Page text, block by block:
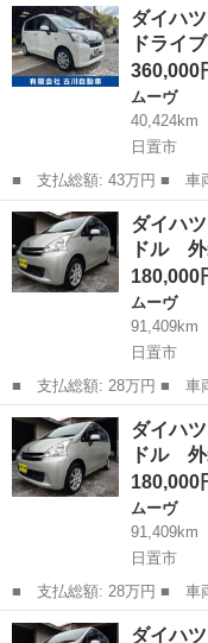
証付 エアコアイドル 外
ニング ＣＤ ■...
鹿児島 日置市 ムーヴ
ダイハ
ドライ
360,000
ムーヴ
40,424km
日置市
■ 支払総額: 43万円 ■ 車両本体価格： 360,000 円 ■ メーカー
名： ダイハツ ■ 車種
ケンウッドナビ・ドライ
ス・走行４０５００...
鹿児島 日置市 ムーヴ
ダイハ
ドル
180,000
ムーヴ
91,409km
日置市
■ 支払総額: 28万円 ■ 車両本体価格： 180,000 円 ■ メーカー
名： ダイハツ ■ 車種名
証付 エアコアイドル 外
ニング ＣＤ ■...
鹿児島 日置市 ムーヴ
ダイハ
ドル
180,000
ムーヴ
91,409km
日置市
■ 支払総額: 28万円 ■ 車両本体価格： 180,000 円 ■ メーカー
名： ダイハツ ■ 車種名
証付 エアコアイドル 外
鹿児島 日置市 ムーヴ
ダイハ